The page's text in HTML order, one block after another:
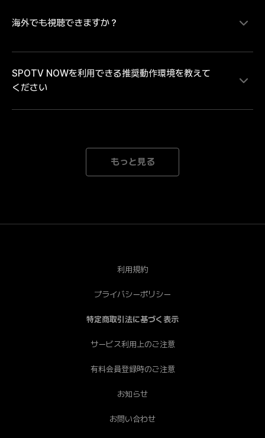
登録後に有料会員への登録が必要となります。
play決済」 iOS端末のアプリからお支払い方法をご登録
のため、「クレジット/デビットカード、モバイルキャ
パス」の購入をご希望の場合は、SPOTV NOWのWEB
ページからお手続きを進めてください。※ご登録完了後
は、ご登録のメールアドレスとパスワードにてログイン
各アカウントには、1人のユーザーのみがアクセスでき
と、自動的にログアウトされます。
海外でも視聴できますか？
SPOTV NOWは日本向けのサービスです。海外ではご
利用いただけません。中継権と著作権の範囲外にある海
外では、接続を遮断しております。海外中継者の権利を
解とご了承のほどよろしくお願いいたします。
SPOTV NOWを利用できる推奨動作環境を教えて
ください
以上のデバイスをご利用の場合でも、機器の性能が低下
された場合にはご利用になれない場合がございます。
す。
もっと見る
利用規約
プライバシーポリシー
特定商取引法に基づく表示
サービス利用上のご注意
有料会員登録時のご注意
お知らせ
お問い合わせ